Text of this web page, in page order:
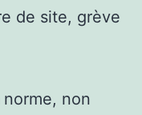
de site, grève
non